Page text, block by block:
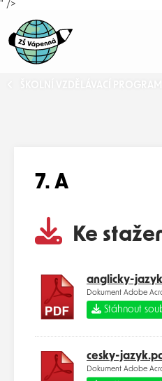
" />
ŠKOLNÍ VZDĚLÁVACÍ PROGRAM
7. A
Ke
anglicky-
Dokument Adobe
Stáhnout
cesky-
Dokument Adobe